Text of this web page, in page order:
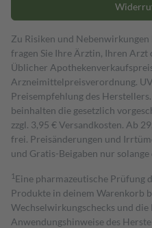
Zu Risiken und Nebenwirkungen
fragen Sie Ihre Ärztin, Ihren Arzt
Üblicher
Arzneimittelpreisverordnung.
Preisempfehlung des
beinhalten die gesetzlich
zzgl. 3,95 € Versandkosten. Ab
frei. Preisänderungen und
und Gratis-Beigaben nur
1 Eine pharmazeutische Prüfung
Produkte in deinem Warenkorb
Wechselwirkungschecks und
Anwendungshinweise des